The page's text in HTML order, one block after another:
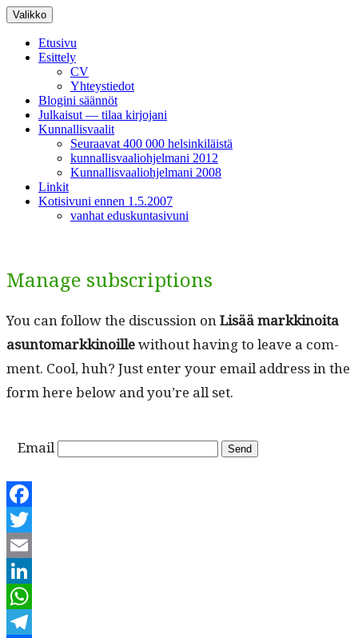
Siirry
sisältöön
Valikko
Etusivu
Esittely
CV
Yhteystiedot
Blogini säännöt
Julkaisut — tilaa kirjojani
Kunnallisvaalit
Seuraavat 400 000 helsinkiläistä
kunnallisvaaliohjelmani 2012
Kunnallisvaaliohjelmani 2008
Linkit
Kotisivuni ennen 1.5.2007
vanhat eduskuntasivuni
Manage subscriptions
You can fol­low the dis­cus­sion onLisää markki­noi­ta
asun­tomarkki­noillewith­out hav­ing to leave a com­
ment. Cool, huh? Just enter your email address in the
form here below and you’re all set.
Email
Facebook
Twitter
Email
LinkedIn
WhatsApp